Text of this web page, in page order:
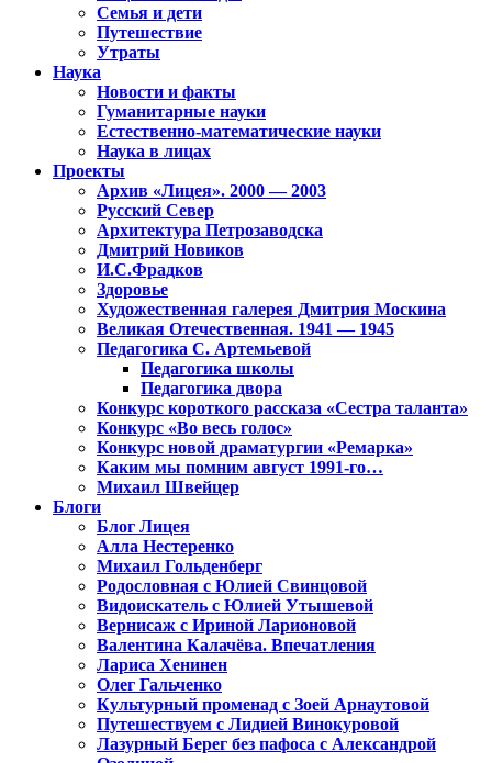
Семья и дети
Путешествие
Утраты
Наука
Новости и факты
Гуманитарные науки
Естественно-математические науки
Наука в лицах
Проекты
Архив «Лицея». 2000 — 2003
Русский Север
Архитектура Петрозаводска
Дмитрий Новиков
И.С.Фрадков
Здоровье
Художественная галерея Дмитрия Москина
Великая Отечественная. 1941 — 1945
Педагогика С. Артемьевой
Педагогика школы
Педагогика двора
Конкурс короткого рассказа «Сестра таланта»
Конкурс «Во весь голос»
Конкурс новой драматургии «Ремарка»
Каким мы помним август 1991-го…
Михаил Швейцер
Блоги
Блог Лицея
Алла Нестеренко
Михаил Гольденберг
Родословная с Юлией Свинцовой
Видоискатель с Юлией Утышевой
Вернисаж с Ириной Ларионовой
Валентина Калачёва. Впечатления
Лариса Хенинен
Олег Гальченко
Культурный променад с Зоей Арнаутовой
Путешествуем с Лидией Винокуровой
Лазурный Берег без пафоса с Александрой